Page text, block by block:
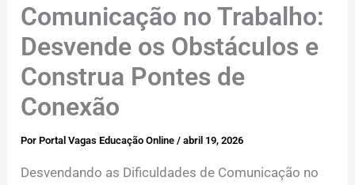
Comunicação no Trabalho:
Desvende os Obstáculos e
Construa Pontes de
Conexão
PorPortal Vagas Educação Online/abril 19, 2026
Desvendando as Dificuldades de Comunicação no